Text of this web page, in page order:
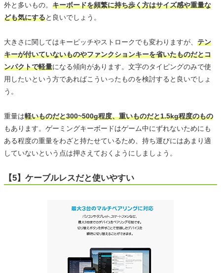
外と多いもの。 キーボードを頻繁に持ち歩く方はサイズ感や重量な
ども気にすると良いでしょう。
大きさに関してはキーピッチやストロークでも変わりますが、 テン
キーが付いていないものやファンクションキーを省いたものだとコ
ンパクトで軽量になる傾向があります。文字のタイピングのみで使
用したいという方であればこういったものを検討すると良いでしょ
う。
重量は軽いものだと300~500g程度、重いものだと1.5kg程度のもの
もあります。ゲーミングキーボードはゲーム中にずれないためにも
ある程度の重量をわざと持たせているため、持ち運びにはあまり適
していないという点は押さえておくようにしましょう。
【5】ケーブルレスだと使いやすい